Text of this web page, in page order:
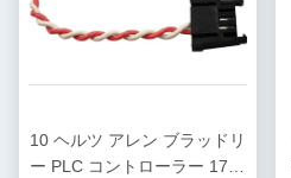
10 ヘルツ アレン ブラッドリ
ー PLC コントローラー 1747